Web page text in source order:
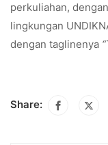
perkuliahan,
lingkungan
dengan taglinenya
Share: